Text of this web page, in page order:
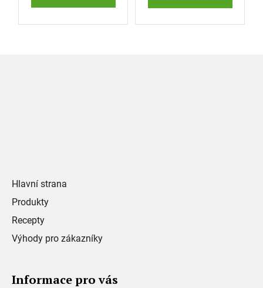
Hlavní strana
Produkty
Recepty
Výhody pro zákazníky
Informace pro vás